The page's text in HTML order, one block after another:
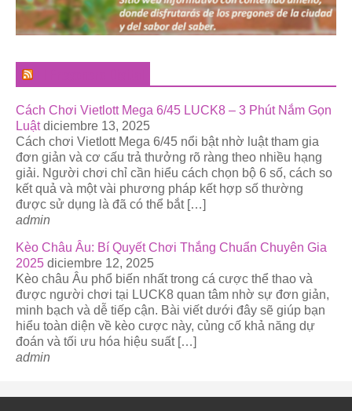
Cách Chơi Vietlott Mega 6/45 LUCK8 – 3 Phút Nắm Gọn
Luật diciembre 13, 2025
Cách chơi Vietlott Mega 6/45 nổi bật nhờ luật tham gia
đơn giản và cơ cấu trả thưởng rõ ràng theo nhiều hạng
giải. Người chơi chỉ cần hiểu cách chọn bộ 6 số, cách so
kết quả và một vài phương pháp kết hợp số thường
được sử dụng là đã có thể bắt […]
admin
Kèo Châu Âu: Bí Quyết Chơi Thắng Chuẩn Chuyên Gia
2025 diciembre 12, 2025
Kèo châu Âu phổ biến nhất trong cá cược thể thao và
được người chơi tại LUCK8 quan tâm nhờ sự đơn giản,
minh bạch và dễ tiếp cận. Bài viết dưới đây sẽ giúp bạn
hiểu toàn diện về kèo cược này, củng cố khả năng dự
đoán và tối ưu hóa hiệu suất […]
admin